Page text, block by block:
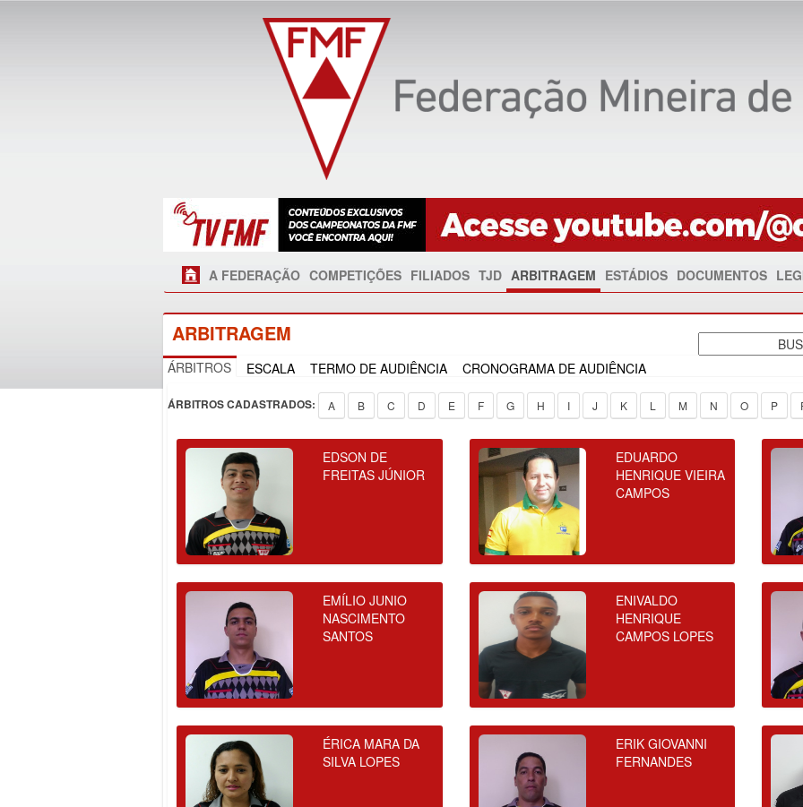
A FEDERAÇÃO COMPETIÇÕES FILIADOS TJD ARBITRAGEM ESTÁDIOS DOCUMENTOS
ARBITRAGEM
ÁRBITROS ESCALA TERMO DE AUDIÊNCIA CRONOGRAMA DE AUDIÊNCIA
ÁRBITROS CADASTRADOS: A B C D E F G H I J K L M N O P
EDSON DE
FREITAS JÚNIOR
EDUARDO
HENRIQUE VIEIRA
CAMPOS
EMÍLIO JUNIO
NASCIMENTO
SANTOS
ENIVALDO
HENRIQUE
CAMPOS LOPES
ÉRICA MARA DA
SILVA LOPES
ERIK GIOVANNI
FERNANDES